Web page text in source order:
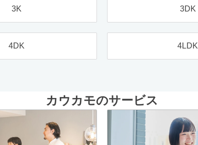
3K 3DK
4DK 4LDK
カウカモのサービス